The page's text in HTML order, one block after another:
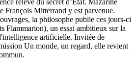
François Mitterrand y est parvenue.
la philosophe publie ces jours-ci
Flammarion), un essai ambitieux sur la
artificielle. Invitée de
Un monde, un regard, elle revient